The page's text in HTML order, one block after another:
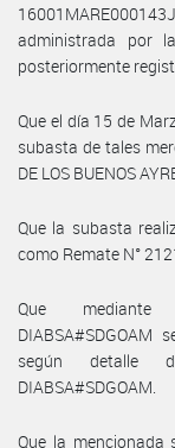
administrada por
posteriormente
Que el día 15 de
subasta de tales
DE LOS BUENOS
Que la subasta
como Remate N°
Que mediante
según detalle
DIABSA#SDGOAM.
Que la mencionada